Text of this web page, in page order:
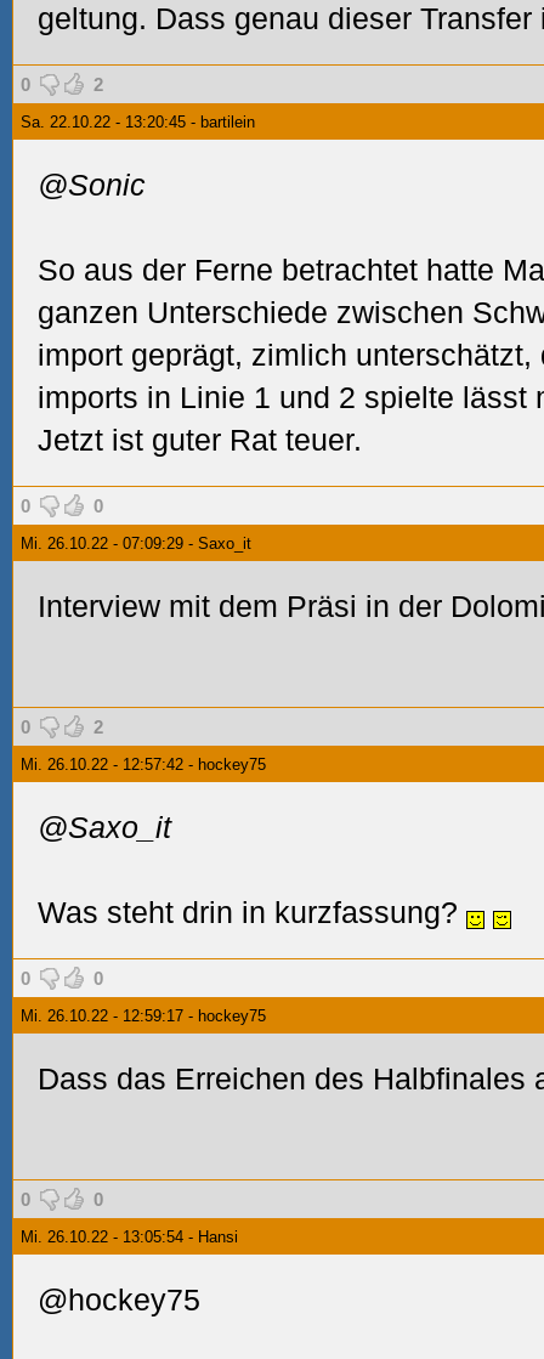
geltung. Dass genau dieser
0 2
Sa. 22.10.22 - 13:20:45 - bartilein
@Sonic
So aus der Ferne betrachtet hatte
ganzen Unterschiede zwischen
import geprägt, zimlich
imports in Linie 1 und 2 spielte lässt
Jetzt ist guter Rat teuer.
0 0
Mi. 26.10.22 - 07:09:29 - Saxo_it
Interview mit dem Präsi in der
0 2
Mi. 26.10.22 - 12:57:42 - hockey75
@Saxo_it
Was steht drin in kurzfassung?
0 0
Mi. 26.10.22 - 12:59:17 - hockey75
Dass das Erreichen des Halbfinales
0 0
Mi. 26.10.22 - 13:05:54 - Hansi
@hockey75